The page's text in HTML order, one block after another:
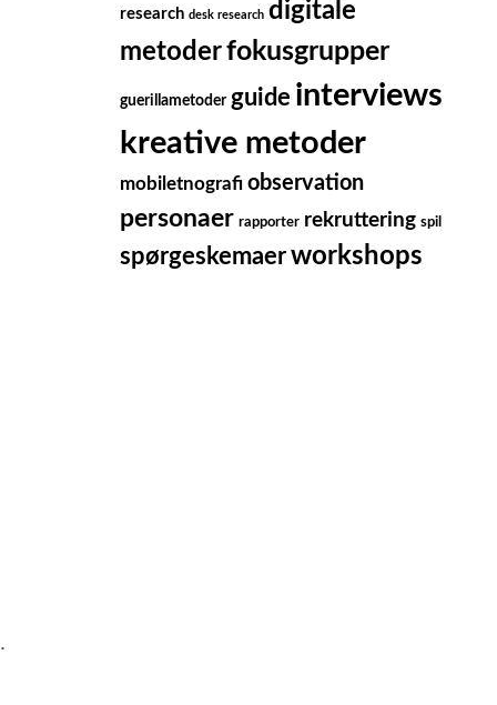
research desk research digitale
metoderfokusgrupper
guerillametoder guide interviews
kreative metoder
mobiletnografi observation
personaer rapporter rekruttering spil
spørgeskemaerworkshops